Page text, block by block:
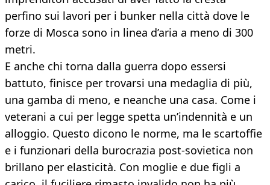
perfino sui lavori per i bunker nella città dove le
forze di Mosca sono in linea d’aria a meno di 300
metri.
E anche chi torna dalla guerra dopo essersi
battuto, finisce per trovarsi una medaglia di più,
una gamba di meno, e neanche una casa. Come i
veterani a cui per legge spetta un’indennità e un
alloggio. Questo dicono le norme, ma le scartoffie
e i funzionari della burocrazia post-sovietica non
brillano per elasticità. Con moglie e due figli a